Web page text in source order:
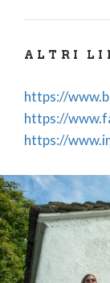
ALTRI
https://
https://
https://